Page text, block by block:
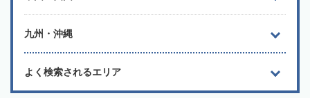
九州・沖縄
よく検索されるエリア